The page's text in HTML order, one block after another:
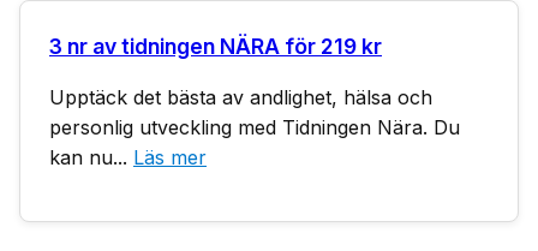
3 nr av tidningen NÄRA för 219 kr
Upptäck det bästa av andlighet, hälsa och
personlig utveckling med Tidningen Nära. Du
kan nu... Läs mer